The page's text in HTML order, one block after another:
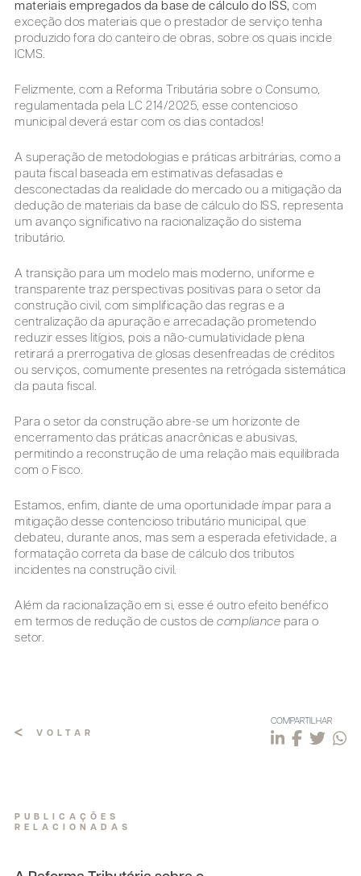
materiais empregados da base de cálculo do ISS, com
exceção dos materiais que o prestador de serviço tenha
produzido fora do canteiro de obras, sobre os quais incide
ICMS.
Felizmente, com a Reforma Tributária sobre o Consumo,
regulamentada pela LC 214/2025, esse contencioso
municipal deverá estar com os dias contados!
A superação de metodologias e práticas arbitrárias, como a
pauta fiscal baseada em estimativas defasadas e
desconectadas da realidade do mercado ou a mitigação da
dedução de materiais da base de cálculo do ISS, representa
um avanço significativo na racionalização do sistema
tributário.
A transição para um modelo mais moderno, uniforme e
transparente traz perspectivas positivas para o setor da
construção civil, com simplificação das regras e a
centralização da apuração e arrecadação prometendo
reduzir esses litígios, pois a não-cumulatividade plena
retirará a prerrogativa de glosas desenfreadas de créditos
ou serviços, comumente presentes na retrógada sistemática
da pauta fiscal.
Para o setor da construção abre-se um horizonte de
encerramento das práticas anacrônicas e abusivas,
permitindo a reconstrução de uma relação mais equilibrada
com o Fisco.
Estamos, enfim, diante de uma oportunidade ímpar para a
mitigação desse contencioso tributário municipal, que
debateu, durante anos, mas sem a esperada efetividade, a
formatação correta da base de cálculo dos tributos
incidentes na construção civil.
Além da racionalização em si, esse é outro efeito benéfico
em termos de redução de custos de compliance para o
setor.
VOLTAR
COMPARTILHAR
PUBLICAÇÕES
RELACIONADAS